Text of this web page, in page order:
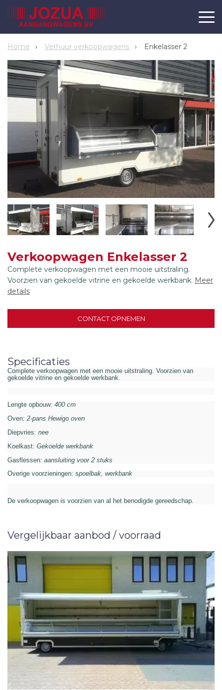
Home Verhuur verkoopwagens Enkelasser 2
Verkoopwagen Enkelasser 2
Complete verkoopwagen met een mooie uitstraling.
Voorzien van gekoelde vitrine en gekoelde werkbank. Meer
details
CONTACT OPNEMEN
Specificaties
Complete verkoopwagen met een mooie uitstraling. Voorzien van
gekoelde vitrine en gekoelde werkbank.
Lengte opbouw: 400 cm
Oven: 2-pans Hewigo oven
Diepvries: nee
Koelkast: Gekoelde werkbank
Gasflessen: aansluiting voor 2 stuks
Overige voorzieningen: spoelbak, werkbank
De verkoopwagen is voorzien van al het benodigde gereedschap.
Vergelijkbaar aanbod / voorraad